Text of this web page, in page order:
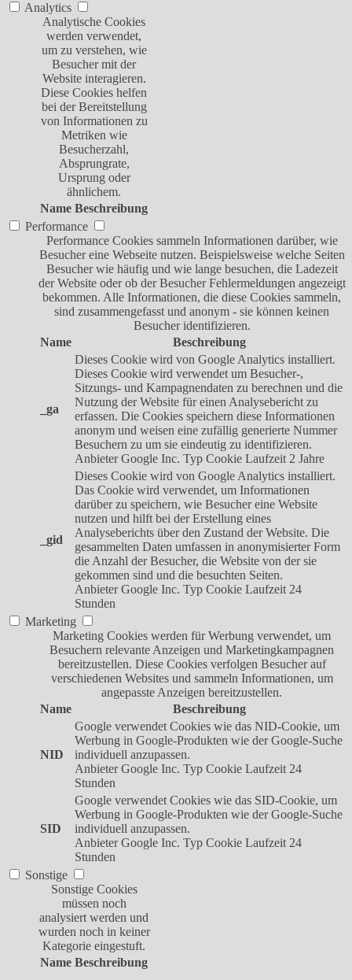
Analytics
Analytische Cookies
werden verwendet,
um zu verstehen, wie
Besucher mit der
Website interagieren.
Diese Cookies helfen
bei der Bereitstellung
von Informationen zu
Metriken wie
Besucherzahl,
Absprungrate,
Ursprung oder
ähnlichem.
Name Beschreibung
Performance
Performance Cookies sammeln Informationen darüber, wie
Besucher eine Webseite nutzen. Beispielsweise welche Seiten
Besucher wie häufig und wie lange besuchen, die Ladezeit
der Website oder ob der Besucher Fehlermeldungen angezeigt
bekommen. Alle Informationen, die diese Cookies sammeln,
sind zusammengefasst und anonym - sie können keinen
Besucher identifizieren.
Name
Beschreibung
_ga
Dieses Cookie wird von Google Analytics installiert.
Dieses Cookie wird verwendet um Besucher-,
Sitzungs- und Kampagnendaten zu berechnen und die
Nutzung der Website für einen Analysebericht zu
erfassen. Die Cookies speichern diese Informationen
anonym und weisen eine zufällig generierte Nummer
Besuchern zu um sie eindeutig zu identifizieren.
Anbieter Google Inc. Typ Cookie Laufzeit 2 Jahre
_gid
Dieses Cookie wird von Google Analytics installiert.
Das Cookie wird verwendet, um Informationen
darüber zu speichern, wie Besucher eine Website
nutzen und hilft bei der Erstellung eines
Analyseberichts über den Zustand der Website. Die
gesammelten Daten umfassen in anonymisierter Form
die Anzahl der Besucher, die Website von der sie
gekommen sind und die besuchten Seiten.
Anbieter Google Inc. Typ Cookie Laufzeit 24
Stunden
Marketing
Marketing Cookies werden für Werbung verwendet, um
Besuchern relevante Anzeigen und Marketingkampagnen
bereitzustellen. Diese Cookies verfolgen Besucher auf
verschiedenen Websites und sammeln Informationen, um
angepasste Anzeigen bereitzustellen.
Name
Beschreibung
NID
Google verwendet Cookies wie das NID-Cookie, um
Werbung in Google-Produkten wie der Google-Suche
individuell anzupassen.
Anbieter Google Inc. Typ Cookie Laufzeit 24
Stunden
SID
Google verwendet Cookies wie das SID-Cookie, um
Werbung in Google-Produkten wie der Google-Suche
individuell anzupassen.
Anbieter Google Inc. Typ Cookie Laufzeit 24
Stunden
Sonstige
Sonstige Cookies
müssen noch
analysiert werden und
wurden noch in keiner
Kategorie eingestuft.
Name Beschreibung